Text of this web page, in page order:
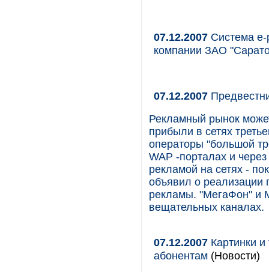
07.12.2007 Система e-
компании ЗАО
07.12.2007
Рекламный рынок
прибыли в сетях
операторы "большой
WAP -порталах и
рекламой на сетях -
объявил о реализации
рекламы. "МегаФон" и
вещательных каналах.
07.12.2007 Картинки
абонентам (Новости)